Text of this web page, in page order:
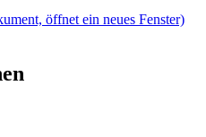
öffnet ein neues Fenster)